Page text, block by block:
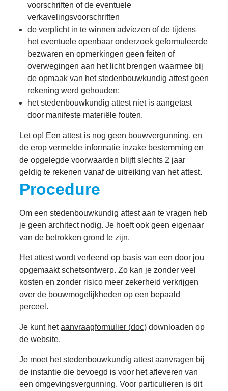
voorschriften of de eventuele
verkavelingsvoorschriften
de verplicht in te winnen adviezen of de tijdens
het eventuele openbaar onderzoek geformuleerde
bezwaren en opmerkingen geen feiten of
overwegingen aan het licht brengen waarmee bij
de opmaak van het stedenbouwkundig attest geen
rekening werd gehouden;
het stedenbouwkundig attest niet is aangetast
door manifeste materiële fouten.
Let op! Een attest is nog geen bouwvergunning, en
de erop vermelde informatie inzake bestemming en
de opgelegde voorwaarden blijft slechts 2 jaar
geldig te rekenen vanaf de uitreiking van het attest.
Procedure
Om een stedenbouwkundig attest aan te vragen heb
je geen architect nodig. Je hoeft ook geen eigenaar
van de betrokken grond te zijn.
Het attest wordt verleend op basis van een door jou
opgemaakt schetsontwerp. Zo kan je zonder veel
kosten en zonder risico meer zekerheid verkrijgen
over de bouwmogelijkheden op een bepaald
perceel.
Je kunt hetaanvraagformulier (doc) downloaden op
de website.
Je moet het stedenbouwkundig attest aanvragen bij
de instantie die bevoegd is voor het afleveren van
een omgevingsvergunning. Voor particulieren is dit